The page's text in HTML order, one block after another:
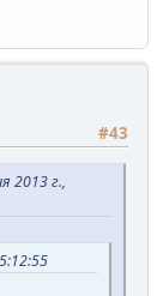
#43
2013 г.,